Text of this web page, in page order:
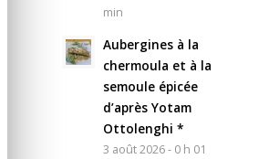
min
Aubergines à la
chermoula et à la
semoule épicée
d’après Yotam
Ottolenghi *
3 août 2026 - 0 h 01